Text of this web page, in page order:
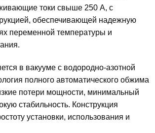
токи свыше 250 А, с
обеспечивающей надежную
переменной температуры и
в вакууме с водородно-азотной
полного автоматического обжима
потери мощности, минимальный
стабильность. Конструкция
установки, использования и